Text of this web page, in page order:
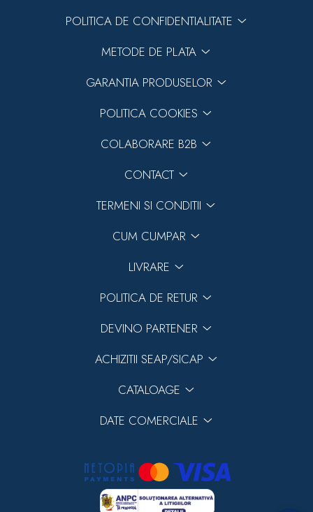
POLITICA DE CONFIDENTIALITATE
METODE DE PLATA
GARANTIA PRODUSELOR
POLITICA COOKIES
COLABORARE B2B
CONTACT
TERMENI SI CONDITII
CUM CUMPAR
LIVRARE
POLITICA DE RETUR
DEVINO PARTENER
ACHIZITII SEAP/SICAP
CATALOAGE
DATE COMERCIALE